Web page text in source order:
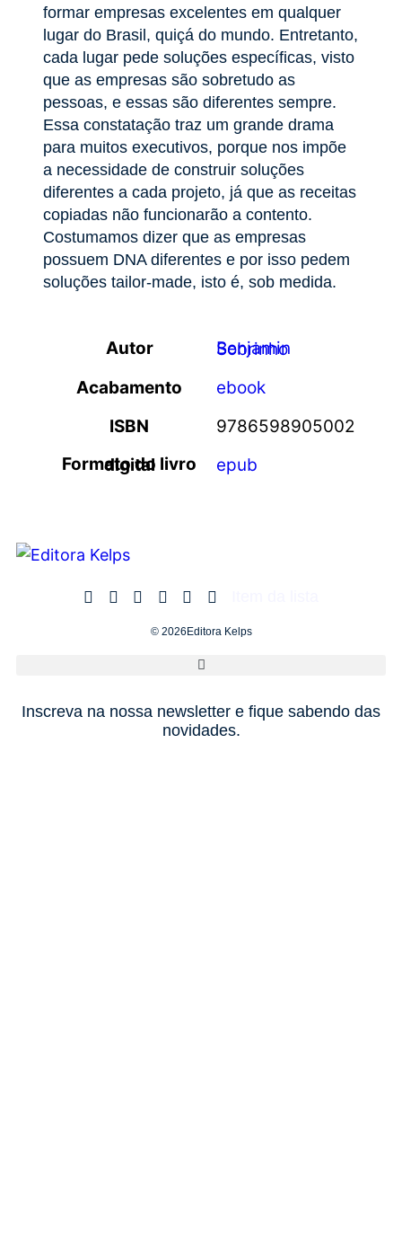
formar empresas excelentes em qualquer
lugar do Brasil, quiçá do mundo. Entretanto,
cada lugar pede soluções específicas, visto
que as empresas são sobretudo as
pessoas, e essas são diferentes sempre.
Essa constatação traz um grande drama
para muitos executivos, porque nos impõe
a necessidade de construir soluções
diferentes a cada projeto, já que as receitas
copiadas não funcionarão a contento.
Costumamos dizer que as empresas
possuem DNA diferentes e por isso pedem
soluções tailor-made, isto é, sob medida.
Autor
Benjamin Sobrinho
Acabamento
ebook
ISBN
9786598905002
Formato do livro digital
epub
© 2026Editora Kelps
Inscreva na nossa newsletter e fique sabendo das
novidades.